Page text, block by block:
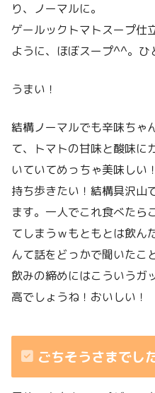
り、ノーマルに。
ゲールックトマトスープ仕
ように、ほぼスープ^^。
うまい！
結構ノーマルでも辛味ちゃ
て、トマトの甘味と酸味に
いていてめっちゃ美味しい
持ち歩きたい！結構具沢山
ます。一人でこれ食べたら
てしまうｗもともとは飲ん
んて話をどっかで聞いたこ
飲みの締めにはこういうガ
高でしょうね！おいしい！
ごちそうさまでし